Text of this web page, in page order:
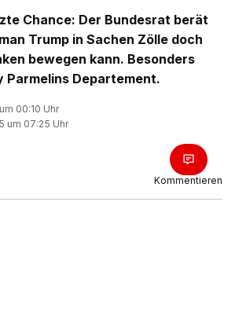
Chance: Der Bundesrat berät
Trump in Sachen Zölle doch
bewegen kann. Besonders
Parmelins Departement.
00:10 Uhr
um 07:25 Uhr
Kommentieren